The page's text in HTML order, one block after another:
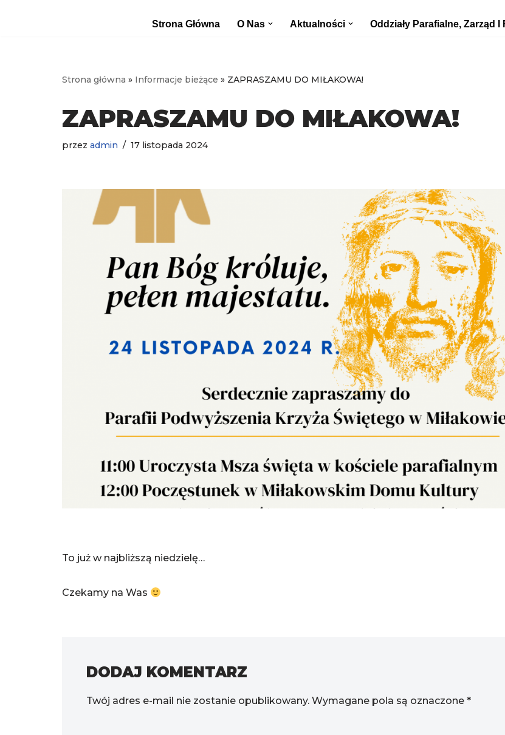
Strona Główna O Nas Aktualności Oddziały Parafialne, Zarząd I
Strona główna » Informacje bieżące » ZAPRASZAMU DO MIŁAKOWA!
ZAPRASZAMU DO MIŁAKOWA!
przez admin 17 listopada 2024
To już w najbliższą niedzielę…
Czekamy na Was
DODAJ KOMENTARZ
Twój adres e-mail nie zostanie opublikowany. Wymagane pola są oznaczone *